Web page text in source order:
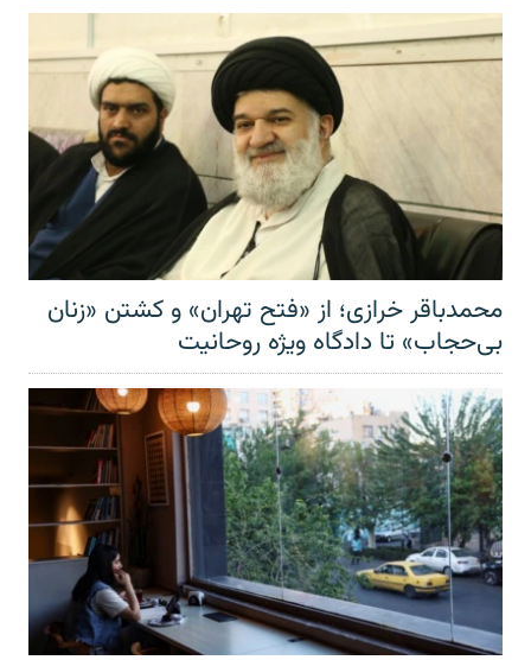
محمدباقر خرازی؛ از «فتح تهران» و کشتن «زنان
بی‌حجاب» تا دادگاه ویژه روحانیت